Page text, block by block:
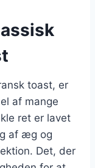
toast, er
af mange
ret er lavet
af æg og
Det, der